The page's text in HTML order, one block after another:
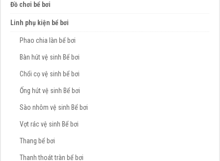
Đồ chơi bể bơi
Linh phụ kiện bể bơi
Phao chia làn bể bơi
Bàn hút vệ sinh Bể bơi
Chổi cọ vệ sinh bể bơi
Ống hút vệ sinh Bể bơi
Sào nhôm vệ sinh Bể bơi
Vợt rác vệ sinh Bể bơi
Thang bể bơi
Thanh thoát tràn bể bơi